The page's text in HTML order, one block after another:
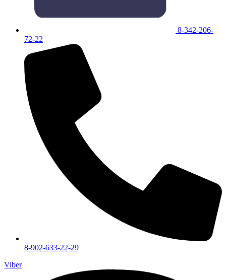
8-342-206-
72-22
8-902-633-22-29
Viber